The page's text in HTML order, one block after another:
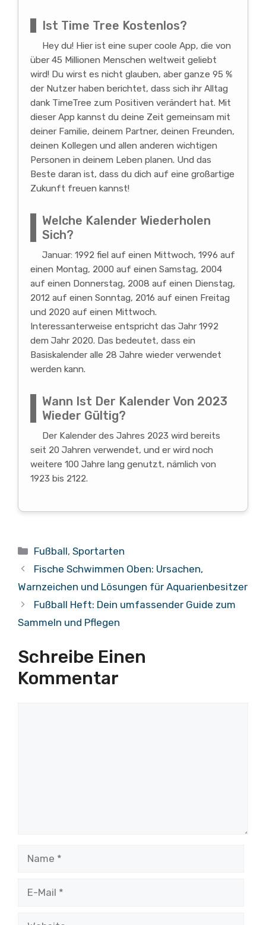
Ist Time Tree Kostenlos?
Hey du! Hier ist eine super coole App, die von
über 45 Millionen Menschen weltweit geliebt
wird! Du wirst es nicht glauben, aber ganze 95 %
der Nutzer haben berichtet, dass sich ihr Alltag
dank TimeTree zum Positiven verändert hat. Mit
dieser App kannst du deine Zeit gemeinsam mit
deiner Familie, deinem Partner, deinen Freunden,
deinen Kollegen und allen anderen wichtigen
Personen in deinem Leben planen. Und das
Beste daran ist, dass du dich auf eine großartige
Zukunft freuen kannst!
Welche Kalender Wiederholen
Sich?
Januar: 1992 fiel auf einen Mittwoch, 1996 auf
einen Montag, 2000 auf einen Samstag, 2004
auf einen Donnerstag, 2008 auf einen Dienstag,
2012 auf einen Sonntag, 2016 auf einen Freitag
und 2020 auf einen Mittwoch.
Interessanterweise entspricht das Jahr 1992
dem Jahr 2020. Das bedeutet, dass ein
Basiskalender alle 28 Jahre wieder verwendet
werden kann.
Wann Ist Der Kalender Von 2023
Wieder Gültig?
Der Kalender des Jahres 2023 wird bereits
seit 20 Jahren verwendet, und er wird noch
weitere 100 Jahre lang genutzt, nämlich von
1923 bis 2122.
Kategorien
Fußball,Sportarten
Fische Schwimmen Oben: Ursachen,
Warnzeichen und Lösungen für Aquarienbesitzer
Fußball Heft: Dein umfassender Guide zum
Sammeln und Pflegen
Schreibe Einen
Kommentar